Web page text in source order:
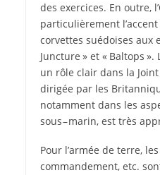
des exercices. En outre,
particulièrement
corvettes suédoises aux
Juncture » et « Baltops
un rôle clair dans la
dirigée par les
notamment dans les
sous – marin, est très
Pour l’armée de terre,
commandement, etc.